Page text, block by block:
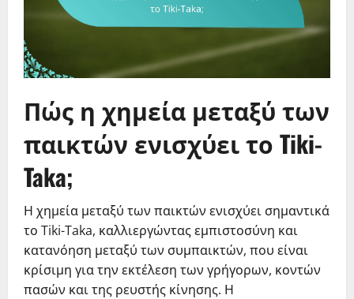
Πώς η χημεία μεταξύ των
παικτών ενισχύει το Tiki-
Taka;
Η χημεία μεταξύ των παικτών ενισχύει σημαντικά
το Tiki-Taka, καλλιεργώντας εμπιστοσύνη και
κατανόηση μεταξύ των συμπαικτών, που είναι
κρίσιμη για την εκτέλεση των γρήγορων, κοντών
πασών και της ρευστής κίνησης. Η